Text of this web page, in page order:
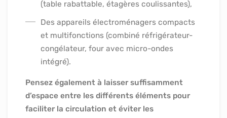
(table rabattable, étagères coulissantes),
Des appareils électroménagers compacts
et multifonctions (combiné réfrigérateur-
congélateur, four avec micro-ondes
intégré).
Pensez également à laisser suffisamment
d’espace entre les différents éléments pour
faciliter la circulation et éviter les